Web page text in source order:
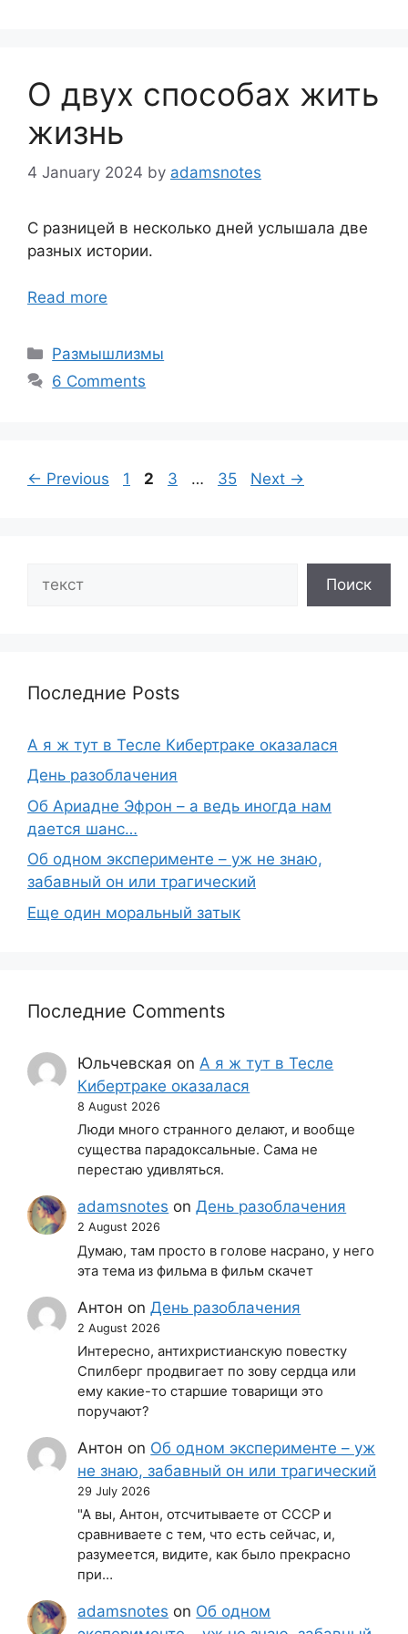
О двух способах жить
жизнь
4 January 2024 by adamsnotes
С разницей в несколько дней услышала две
разных истории.
Read more
Categories
Размышлизмы
6 Comments
← Previous Page
1 Page
2 Page
3 … Page
35 Next →
Поиск
Последние Posts
А я ж тут в Тесле Кибертраке оказалася
День разоблачения
Об Ариадне Эфрон – а ведь иногда нам
дается шанс…
Об одном эксперименте – уж не знаю,
забавный он или трагический
Еще один моральный затык
Последние Comments
Юльчевская on А я ж тут в Тесле
Кибертраке оказалася
8 August 2026
Люди много странного делают, и вообще
существа парадоксальные. Сама не
перестаю удивляться.
adamsnotes onДень разоблачения
2 August 2026
Думаю, там просто в голове насрано, у него
эта тема из фильма в фильм скачет
Антон onДень разоблачения
2 August 2026
Интересно, антихристианскую повестку
Спилберг продвигает по зову сердца или
ему какие-то старшие товарищи это
поручают?
Антон on Об одном эксперименте – уж
не знаю, забавный он или трагический
29 July 2026
"А вы, Антон, отсчитываете от СССР и
сравниваете с тем, что есть сейчас, и,
разумеется, видите, как было прекрасно
при…
adamsnotes on Об одном